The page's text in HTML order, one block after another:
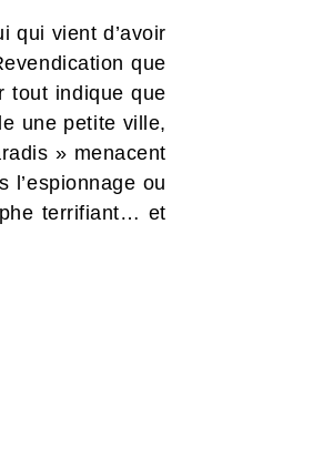
qui vient d’avoir
que
tout indique que
une petite ville,
» menacent
l’espionnage ou
terrifiant… et